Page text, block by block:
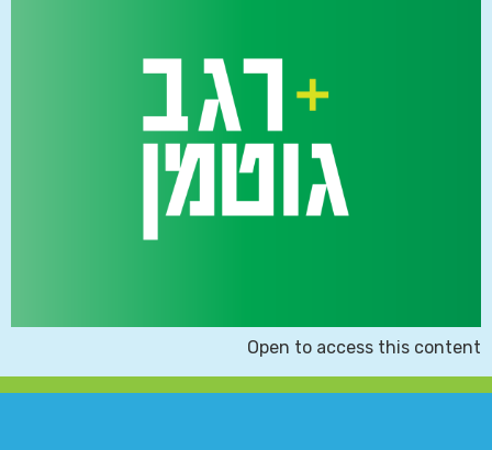
Open to access this content